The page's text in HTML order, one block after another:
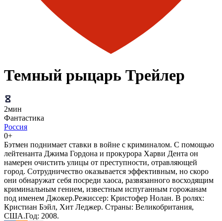
Темный рыцарь Трейлер
2мин
Фантастика
Россия
0+
Бэтмен поднимает ставки в войне с криминалом. С помощью
лейтенанта Джима Гордона и прокурора Харви Дента он
намерен очистить улицы от преступности, отравляющей
город. Сотрудничество оказывается эффективным, но скоро
они обнаружат себя посреди хаоса, развязанного восходящим
криминальным гением, известным испуганным горожанам
под именем Джокер.Режиссер: Кристофер Нолан. В ролях:
Кристиан Бэйл, Хит Леджер. Страны: Великобритания,
США.Год: 2008.